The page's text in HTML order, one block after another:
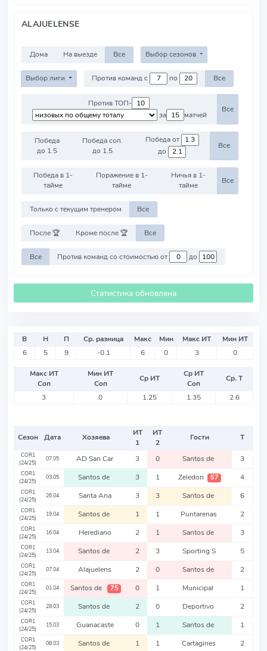
ALAJUELENSE
Дома На выезде Все Выбор сезонов
Выбор лиги Против команд с по Все
Против ТОП-
за
матчей
Все
Победа
до 1.5
Победа соп.
до 1.5
Победа от
до
Все
Победа в 1-
тайме
Поражение в 1-
тайме
Ничья в 1-
тайме
Все
Только с текущим тренером Все
После 🏆 Кроме после 🏆 Все
Все Против команд со стоимостью от до
Статистика обновлена
В Н П Ср. разница Макс Мин Макс ИТ
Мин ИТ
6
5 9 -0.1 6 0 3 0
Макс ИТ
Соп
Мин ИТ
Соп
Ср ИТ
Ср ИТ
Соп
Ср. Т
3
0 1.25 1.35 2.6
Сезон Дата Хозяева
ИТ
1
ИТ
2
Гости Т
COR1
(24/25)
07.05 AD San Car 3 0 Santos de 3
COR1
(24/25)
03.05 Santos de 3 1 Zeledon 57 4
COR1
(24/25)
26.04 Santa Ana 3 3 Santos de 6
COR1
(24/25)
19.04 Santos de 1 1 Puntarenas 2
COR1
(24/25)
16.04 Herediano 2 1 Santos de 3
COR1
(24/25)
13.04 Santos de 2 3 Sporting S 5
COR1
(24/25)
07.04 Alajuelens 2 0 Santos de 2
COR1
(24/25)
01.04 Santos de 75 0 1 Municipal 1
COR1
(24/25)
28.03 Santos de 2 0 Deportivo 2
COR1
(24/25)
15.03 Guanacaste 0 1 Santos de 1
COR1
(24/25)
08.03 Santos de 1 1 Cartagines 2